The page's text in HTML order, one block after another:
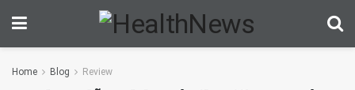
Home Blog Review